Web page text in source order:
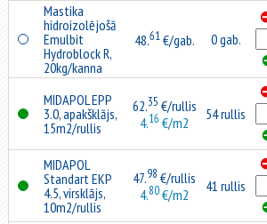
Mastika
hidroizolējošā
Emulbit
Hydroblock R,
20kg/kanna
48.61€/gab. 0 gab.
MIDAPOL EPP
3.0, apakšklājs,
15m2/rullis
62.35 €/rullis
4.16 €/m2
54 rullis
MIDAPOL
Standart EKP
4.5, virsklājs,
10m2/rullis
47.98 €/rullis
4.80€/m2
41 rullis